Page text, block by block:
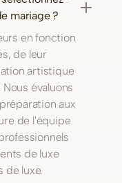
mariage ?
en fonction
de leur
artistique
évaluons
aux
de l'équipe
de luxe
de luxe.